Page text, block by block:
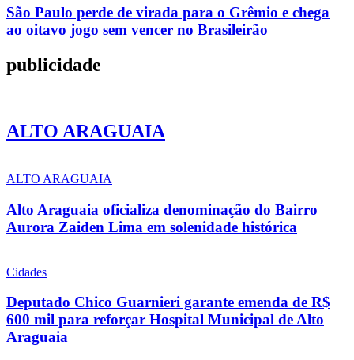
São Paulo perde de virada para o Grêmio e chega
ao oitavo jogo sem vencer no Brasileirão
publicidade
ALTO ARAGUAIA
ALTO ARAGUAIA
Alto Araguaia oficializa denominação do Bairro
Aurora Zaiden Lima em solenidade histórica
Cidades
Deputado Chico Guarnieri garante emenda de R$
600 mil para reforçar Hospital Municipal de Alto
Araguaia